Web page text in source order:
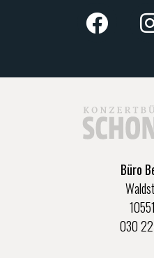
Büro
030